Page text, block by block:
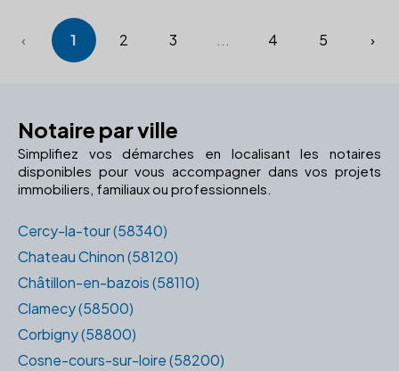
‹ 1 2 3 ... 4 5 ›
Notaire par ville
Simplifiez vos démarches en localisant les notaires
disponibles pour vous accompagner dans vos projets
immobiliers, familiaux ou professionnels.
Cercy-la-tour (58340)
Chateau Chinon (58120)
Châtillon-en-bazois (58110)
Clamecy (58500)
Corbigny (58800)
Cosne-cours-sur-loire (58200)